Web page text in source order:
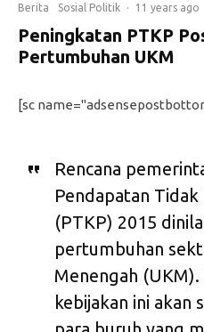
Berita Sosial Politik · 11 years ago
Peningkatan PTKP
Pertumbuhan UKM
[sc
Rencana
Pendapatan Tidak
(PTKP) 2015
pertumbuhan
Menengah
kebijakan ini akan